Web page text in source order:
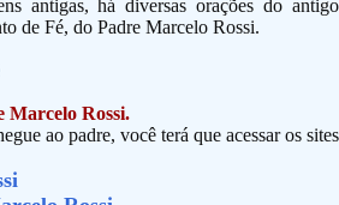
antigas, há diversas orações do antigo
de Fé, do Padre Marcelo Rossi.
Marcelo Rossi.
ao padre, você terá que acessar os sites